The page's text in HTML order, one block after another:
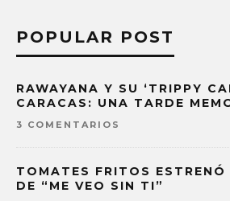
POPULAR POST
RAWAYANA Y SU ‘TRIPPY
CARACAS: UNA TARDE
3 COMENTARIOS
TOMATES FRITOS
DE “ME VEO SIN TI”